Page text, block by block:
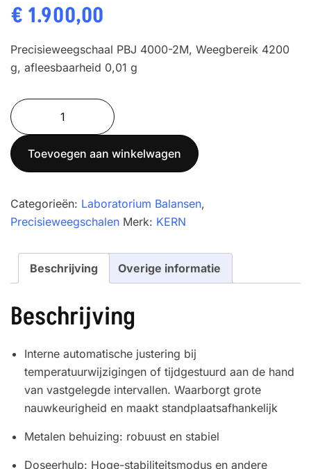
€ 1.900,00
Precisieweegschaal PBJ 4000-2M, Weegbereik 4200
g, afleesbaarheid 0,01 g
Precisieweegschaal
KERN
PBJ
4000-
aantal
Toevoegen aan winkelwagen
Categorieën: Laboratorium Balansen,
Precisieweegschalen Merk: KERN
Beschrijving Overige informatie
Beschrijving
Interne automatische justering bij
temperatuurwijzigingen of tijdgestuurd aan de hand
van vastgelegde intervallen. Waarborgt grote
nauwkeurigheid en maakt standplaatsafhankelijk
Metalen behuizing: robuust en stabiel
Doseerhulp: Hoge-stabiliteitsmodus en andere